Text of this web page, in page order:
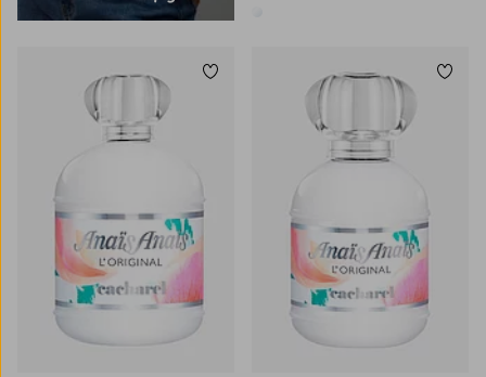
Legg til favoritter